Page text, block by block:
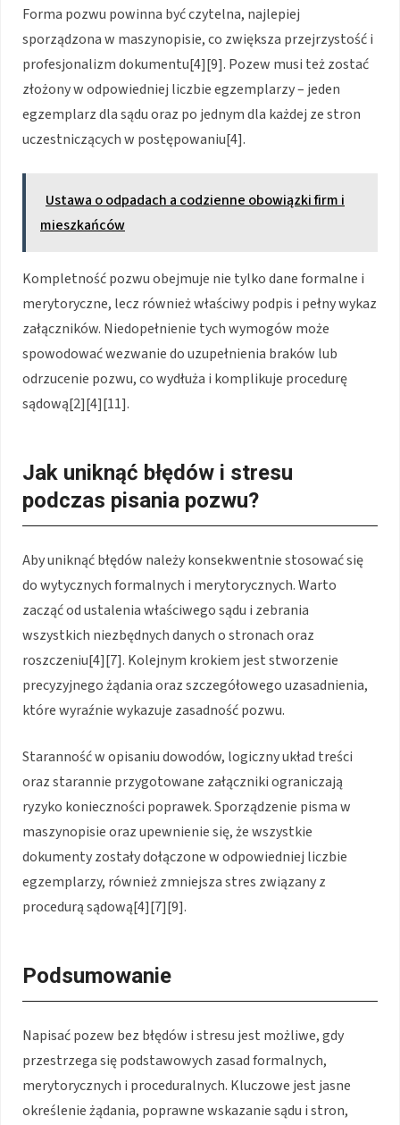
Forma pozwu powinna być czytelna, najlepiej
sporządzona w maszynopisie, co zwiększa przejrzystość i
profesjonalizm dokumentu[4][9]. Pozew musi też zostać
złożony w odpowiedniej liczbie egzemplarzy – jeden
egzemplarz dla sądu oraz po jednym dla każdej ze stron
uczestniczących w postępowaniu[4].
Ustawa o odpadach a codzienne obowiązki firm i
mieszkańców
Kompletność pozwu obejmuje nie tylko dane formalne i
merytoryczne, lecz również właściwy podpis i pełny wykaz
załączników. Niedopełnienie tych wymogów może
spowodować wezwanie do uzupełnienia braków lub
odrzucenie pozwu, co wydłuża i komplikuje procedurę
sądową[2][4][11].
Jak uniknąć błędów i stresu
podczas pisania pozwu?
Aby uniknąć błędów należy konsekwentnie stosować się
do wytycznych formalnych i merytorycznych. Warto
zacząć od ustalenia właściwego sądu i zebrania
wszystkich niezbędnych danych o stronach oraz
roszczeniu[4][7]. Kolejnym krokiem jest stworzenie
precyzyjnego żądania oraz szczegółowego uzasadnienia,
które wyraźnie wykazuje zasadność pozwu.
Staranność w opisaniu dowodów, logiczny układ treści
oraz starannie przygotowane załączniki ograniczają
ryzyko konieczności poprawek. Sporządzenie pisma w
maszynopisie oraz upewnienie się, że wszystkie
dokumenty zostały dołączone w odpowiedniej liczbie
egzemplarzy, również zmniejsza stres związany z
procedurą sądową[4][7][9].
Podsumowanie
Napisać pozew bez błędów i stresu jest możliwe, gdy
przestrzega się podstawowych zasad formalnych,
merytorycznych i proceduralnych. Kluczowe jest jasne
określenie żądania, poprawne wskazanie sądu i stron,